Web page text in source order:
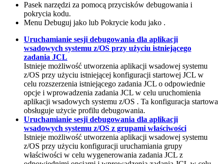
Pasek narzędzi za pomocą przycisków debugowania i
pokrycia kodu.
Menu Debuguj jako lub Pokrycie kodu jako .
Uruchamianie sesji debugowania dla aplikacji
wsadowych systemu z/OS przy użyciu istniejącego
zadania JCL
Istnieje możliwość utworzenia aplikacji wsadowej systemu
z/OS przy użyciu istniejącej konfiguracji startowej JCL w
celu rozszerzenia istniejącego zadania JCL o odpowiednie
opcje i wprowadzenia zadania JCL w celu uruchomienia
aplikacji wsadowych systemu z/OS . Ta konfiguracja startowa
obsługuje użycie profilu debugowania.
Uruchamianie sesji debugowania dla aplikacji
wsadowych systemu z/OS z grupami właściwości
Istnieje możliwość utworzenia aplikacji wsadowej systemu
z/OS przy użyciu konfiguracji uruchamiania grupy
właściwości w celu wygenerowania zadania JCL z